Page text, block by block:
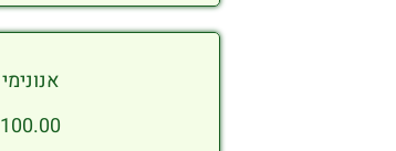
אנונימי
100.00